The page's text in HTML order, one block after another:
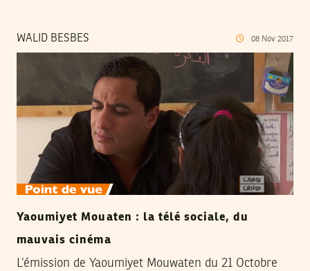
WALID BESBES 08 Nov 2017
Yaoumiyet Mouaten : la télé sociale, du
mauvais cinéma
L’émission de Yaoumiyet Mouwaten du 21 Octobre